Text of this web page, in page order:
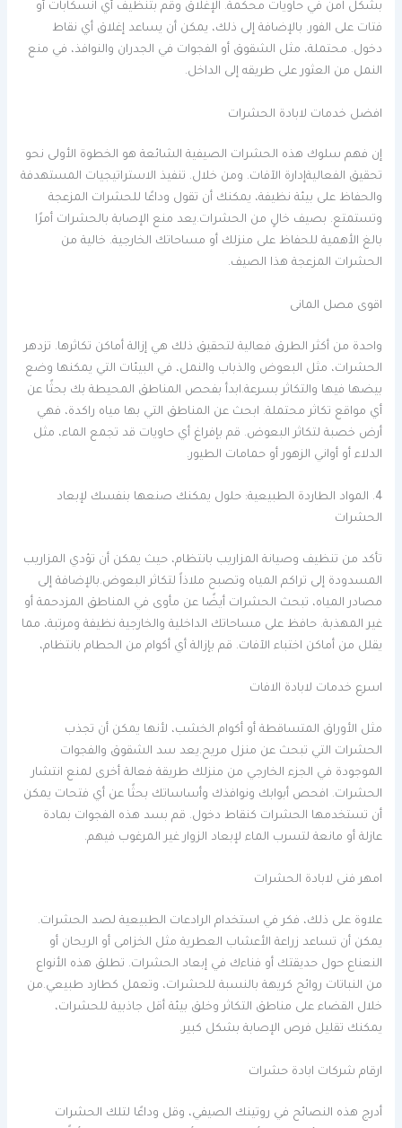
بشكل آمن في حاويات محكمة. الإغلاق وقم بتنظيف أي انسكابات أو
فتات على الفور. بالإضافة إلى ذلك، يمكن أن يساعد إغلاق أي نقاط
دخول. محتملة، مثل الشقوق أو الفجوات في الجدران والنوافذ، في منع
النمل من العثور على طريقه إلى الداخل.
افضل خدمات لابادة الحشرات
إن فهم سلوك هذه الحشرات الصيفية الشائعة هو الخطوة الأولى نحو
تحقيق الفعاليةإدارة الآفات. ومن خلال. تنفيذ الاستراتيجيات المستهدفة
والحفاظ على بيئة نظيفة، يمكنك أن تقول وداعًا للحشرات المزعجة
وتستمتع. بصيف خالٍ من الحشرات.يعد منع الإصابة بالحشرات أمرًا
بالغ الأهمية للحفاظ على منزلك أو مساحاتك الخارجية. خالية من
الحشرات المزعجة هذا الصيف.
اقوى مصل المانى
واحدة من أكثر الطرق فعالية لتحقيق ذلك هي إزالة أماكن تكاثرها. تزدهر
الحشرات، مثل البعوض والذباب والنمل، في البيئات التي يمكنها وضع
بيضها فيها والتكاثر بسرعة.ابدأ بفحص المناطق المحيطة بك بحثًا عن
أي مواقع تكاثر محتملة. ابحث عن المناطق التي بها مياه راكدة، فهي
أرض خصبة لتكاثر البعوض. قم بإفراغ أي حاويات قد تجمع الماء، مثل
الدلاء أو أواني الزهور أو حمامات الطيور.
4. المواد الطاردة الطبيعية: حلول يمكنك صنعها بنفسك لإبعاد
الحشرات
تأكد من تنظيف وصيانة المزاريب بانتظام، حيث يمكن أن تؤدي المزاريب
المسدودة إلى تراكم المياه وتصبح ملاذاً لتكاثر البعوض.بالإضافة إلى
مصادر المياه، تبحث الحشرات أيضًا عن مأوى في المناطق المزدحمة أو
غير المهذبة. حافظ على مساحاتك الداخلية والخارجية نظيفة ومرتبة، مما
يقلل من أماكن اختباء الآفات. قم بإزالة أي أكوام من الحطام بانتظام،
اسرع خدمات لابادة الافات
مثل الأوراق المتساقطة أو أكوام الخشب، لأنها يمكن أن تجذب
الحشرات التي تبحث عن منزل مريح.يعد سد الشقوق والفجوات
الموجودة في الجزء الخارجي من منزلك طريقة فعالة أخرى لمنع انتشار
الحشرات. افحص أبوابك ونوافذك وأساساتك بحثًا عن أي فتحات يمكن
أن تستخدمها الحشرات كنقاط دخول. قم بسد هذه الفجوات بمادة
عازلة أو مانعة لتسرب الماء لإبعاد الزوار غير المرغوب فيهم.
امهر فنى لابادة الحشرات
علاوة على ذلك، فكر في استخدام الرادعات الطبيعية لصد الحشرات.
يمكن أن تساعد زراعة الأعشاب العطرية مثل الخزامى أو الريحان أو
النعناع حول حديقتك أو فناءك في إبعاد الحشرات. تطلق هذه الأنواع
من النباتات روائح كريهة بالنسبة للحشرات، وتعمل كطارد طبيعي.من
خلال القضاء على مناطق التكاثر وخلق بيئة أقل جاذبية للحشرات،
يمكنك تقليل فرص الإصابة بشكل كبير.
ارقام شركات ابادة حشرات
أدرج هذه النصائح في روتينك الصيفي، وقل وداعًا لتلك الحشرات